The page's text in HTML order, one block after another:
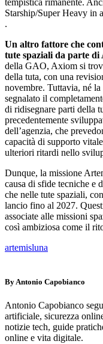
Starship/Super Heavy in
.
Un altro fattore che
tute spaziali da parte di
della GAO, Axiom si
della tuta, con una
novembre. Tuttavia, né
segnalato il
di ridisegnare parti della
precedentemente
dell’agenzia, che
capacità di supporto
ulteriori ritardi nello
Dunque, la missione
causa di sfide tecniche e
che nelle tute spaziali,
lancio fino al 2027.
associate alle missioni
così ambiziosa come il
artemisluna
By Antonio Capobianco
Antonio Capobianco
artificiale, sicurezza
notizie tech, guide
online e vita digitale.